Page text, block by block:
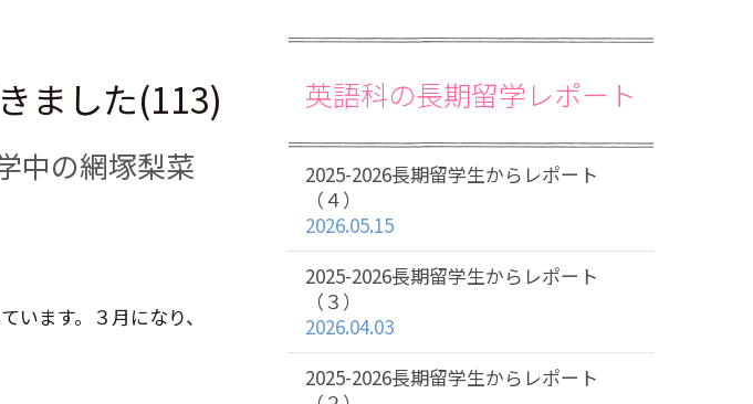
ました(113)
中の網塚梨菜
います。３月になり、
英語科の長期留学レポート
2025-2026長期留学生からレポート
（４）
2026.05.15
2025-2026長期留学生からレポート
（３）
2026.04.03
2025-2026長期留学生からレポート